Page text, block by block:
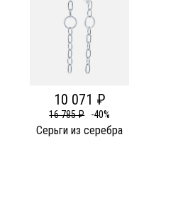
10 071 ₽
16 785 ₽ -40%
Серьги из серебра